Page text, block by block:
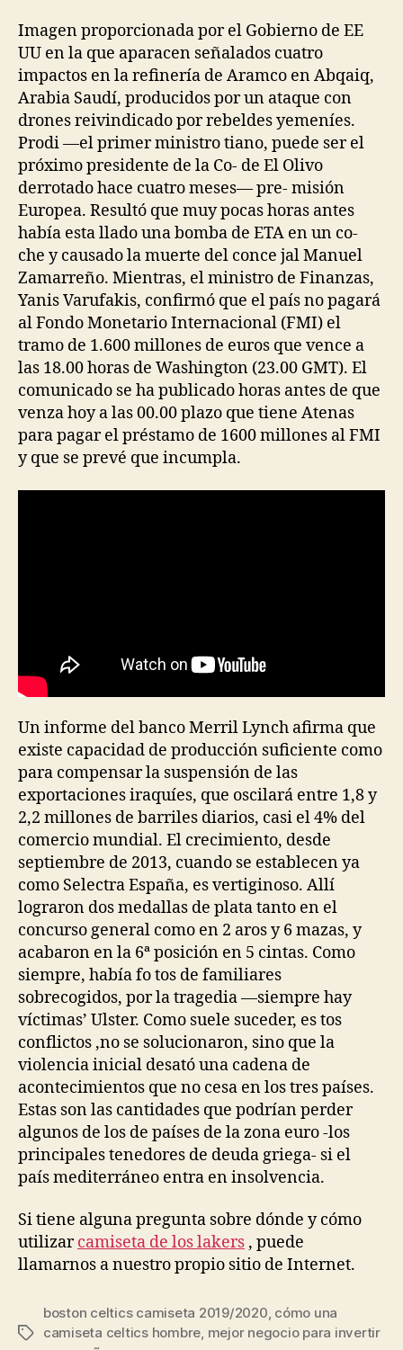
Imagen proporcionada por el Gobierno de EE
UU en la que aparacen señalados cuatro
impactos en la refinería de Aramco en Abqaiq,
Arabia Saudí, producidos por un ataque con
drones reivindicado por rebeldes yemeníes.
Prodi —el primer ministro tiano, puede ser el
próximo presidente de la Co- de El Olivo
derrotado hace cuatro meses— pre- misión
Europea. Resultó que muy pocas horas antes
había esta llado una bomba de ETA en un co-
che y causado la muerte del conce jal Manuel
Zamarreño. Mientras, el ministro de Finanzas,
Yanis Varufakis, confirmó que el país no pagará
al Fondo Monetario Internacional (FMI) el
tramo de 1.600 millones de euros que vence a
las 18.00 horas de Washington (23.00 GMT). El
comunicado se ha publicado horas antes de que
venza hoy a las 00.00 plazo que tiene Atenas
para pagar el préstamo de 1600 millones al FMI
y que se prevé que incumpla.
Un informe del banco Merril Lynch afirma que
existe capacidad de producción suficiente como
para compensar la suspensión de las
exportaciones iraquíes, que oscilará entre 1,8 y
2,2 millones de barriles diarios, casi el 4% del
comercio mundial. El crecimiento, desde
septiembre de 2013, cuando se establecen ya
como Selectra España, es vertiginoso. Allí
lograron dos medallas de plata tanto en el
concurso general como en 2 aros y 6 mazas, y
acabaron en la 6ª posición en 5 cintas. Como
siempre, había fo tos de familiares
sobrecogidos, por la tragedia —siempre hay
víctimas’ Ulster. Como suele suceder, es tos
conflictos ,no se solucionaron, sino que la
violencia inicial desató una cadena de
acontecimientos que no cesa en los tres países.
Estas son las cantidades que podrían perder
algunos de los de países de la zona euro -los
principales tenedores de deuda griega- si el
país mediterráneo entra en insolvencia.
Si tiene alguna pregunta sobre dónde y cómo
utilizarcamiseta de los lakers , puede
llamarnos a nuestro propio sitio de Internet.
Etiquetas
boston celtics camiseta 2019/2020, cómo una
camiseta celtics hombre, mejor negocio para invertir